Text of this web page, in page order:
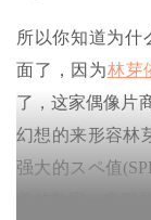
所以你知道为什
面了，因为林芽
了，这家偶像片
幻想的来形容林
强大的スペ值